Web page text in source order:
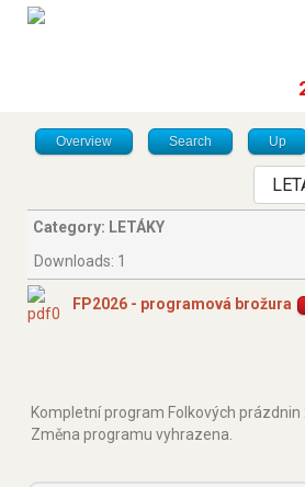
Overview Search Up
Category: LETÁKY
Downloads: 1
FP2026 - programová brožura
Kompletní program Folkových prázdnin
Změna programu vyhrazena.